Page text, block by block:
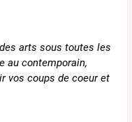
arts sous toutes les
au contemporain,
vos coups de coeur et